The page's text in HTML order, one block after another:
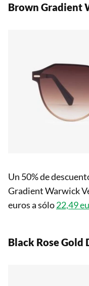
Brown Gradient
Un 50% de
Gradient Warwick
euros a sólo22,49
Black Rose Gold